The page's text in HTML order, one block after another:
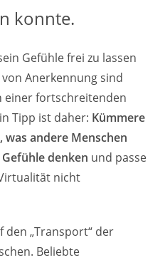
konnte.
Gefühle frei zu lassen
Anerkennung sind
einer fortschreitenden
Tipp ist daher: Kümmere
andere Menschen
denken und passe
nicht
„Transport“ der
Beliebte